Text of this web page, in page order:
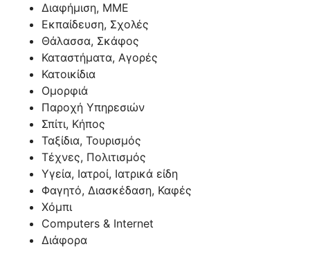
Διαφήμιση, ΜΜΕ
Εκπαίδευση, Σχολές
Θάλασσα, Σκάφος
Καταστήματα, Αγορές
Κατοικίδια
Ομορφιά
Παροχή Υπηρεσιών
Σπίτι, Κήπος
Ταξίδια, Τουρισμός
Τέχνες, Πολιτισμός
Υγεία, Ιατροί, Ιατρικά είδη
Φαγητό, Διασκέδαση, Καφές
Χόμπι
Computers & Internet
Διάφορα